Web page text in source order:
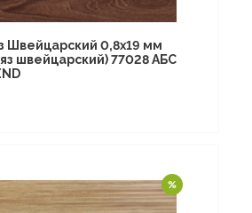
Швейцарский 0,8х19 мм
швейцарский) 77028 АБС